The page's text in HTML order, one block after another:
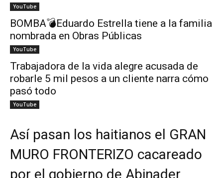
YouTube
BOMBA💣Eduardo Estrella tiene a la familia
nombrada en Obras Públicas
YouTube
Trabajadora de la vida alegre acusada de
robarle 5 mil pesos a un cliente narra cómo
pasó todo
YouTube
Así pasan los haitianos el GRAN
MURO FRONTERIZO cacareado
por el gobierno de Abinader